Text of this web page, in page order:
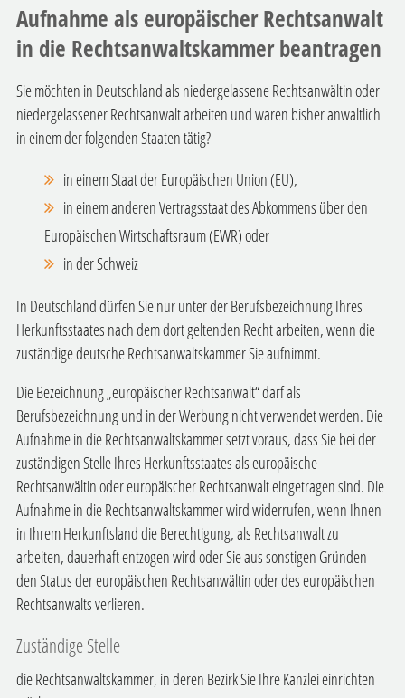
Aufnahme als europäischer Rechtsanwalt
in die Rechtsanwaltskammer beantragen
Sie möchten in Deutschland als niedergelassene Rechtsanwältin oder
niedergelassener Rechtsanwalt arbeiten und waren bisher anwaltlich
in einem der folgenden Staaten tätig?
in einem Staat der Europäischen Union (EU),
in einem anderen Vertragsstaat des Abkommens über den
Europäischen Wirtschaftsraum (EWR) oder
in der Schweiz
In Deutschland dürfen Sie nur unter der Berufsbezeichnung Ihres
Herkunftsstaates nach dem dort geltenden Recht arbeiten, wenn die
zuständige deutsche Rechtsanwaltskammer Sie aufnimmt.
Die Bezeichnung „europäischer Rechtsanwalt“ darf als
Berufsbezeichnung und in der Werbung nicht verwendet werden. Die
Aufnahme in die Rechtsanwaltskammer setzt voraus, dass Sie bei der
zuständigen Stelle Ihres Herkunftsstaates als europäische
Rechtsanwältin oder europäischer Rechtsanwalt eingetragen sind. Die
Aufnahme in die Rechtsanwaltskammer wird widerrufen, wenn Ihnen
in IhremHerkunftslanddie Berechtigung, als Rechtsanwalt zu
arbeiten, dauerhaft entzogen wird oder Sie aus sonstigen Gründen
den Status der europäischen Rechtsanwältin oder des europäischen
Rechtsanwalts verlieren.
Zuständige Stelle
die Rechtsanwaltskammer, in deren Bezirk Sie Ihre Kanzlei einrichten